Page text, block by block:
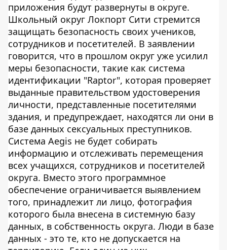
приложения будут развернуты в округе.
Школьный округ Локпорт Сити стремится
защищать безопасность своих учеников,
сотрудников и посетителей. В заявлении
говорится, что в прошлом округ уже усилил
меры безопасности, такие как система
идентификации "Raptor", которая проверяет
выданные правительством удостоверения
личности, представленные посетителями
здания, и предупреждает, находятся ли они в
базе данных сексуальных преступников.
Система Aegis не будет собирать
информацию и отслеживать перемещения
всех учащихся, сотрудников и посетителей
округа. Вместо этого программное
обеспечение ограничивается выявлением
того, принадлежит ли лицо, фотография
которого была внесена в системную базу
данных, в собственность округа. Люди в базе
данных - это те, кто не допускается на